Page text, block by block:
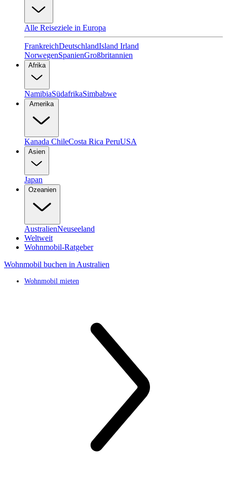
Alle Reiseziele in Europa
FrankreichDeutschlandIsland Irland
NorwegenSpanienGroßbritannien
Afrika
NamibiaSüdafrikaSimbabwe
Amerika
Kanada ChileCosta Rica PeruUSA
Asien
Japan
Ozeanien
AustralienNeuseeland
Weltweit
Wohnmobil-Ratgeber
Wohnmobil buchen in Australien
Wohnmobil mieten